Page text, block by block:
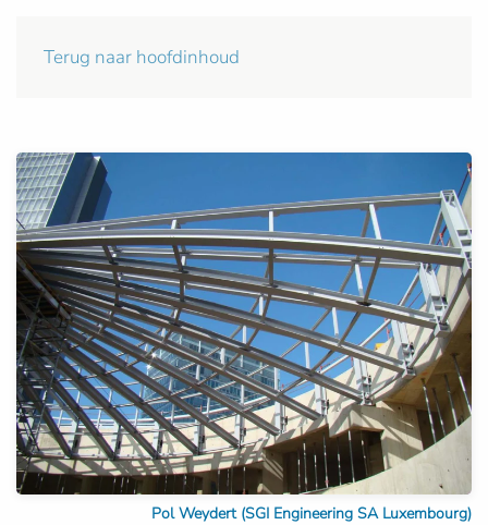
Terug naar hoofdinhoud
Pol Weydert (SGI Engineering SA Luxembourg)